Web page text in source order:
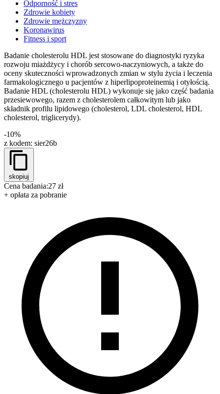
Odporność i stres
Zdrowie kobiety
Zdrowie mężczyzny
Koronawirus
Fitness i sport
Badanie cholesterolu HDL jest stosowane do diagnostyki ryzyka
rozwoju miażdżycy i chorób sercowo-naczyniowych, a także do
oceny skuteczności wprowadzonych zmian w stylu życia i leczenia
farmakologicznego u pacjentów z hiperlipoproteinemią i otyłością.
Badanie HDL (cholesterolu HDL) wykonuje się jako część badania
przesiewowego, razem z cholesterolem całkowitym lub jako
składnik profilu lipidowego (cholesterol, LDL cholesterol, HDL
cholesterol, triglicerydy).
-10%
z kodem: sier26b
skopiuj
Cena badania:27 zł
+ opłata za pobranie